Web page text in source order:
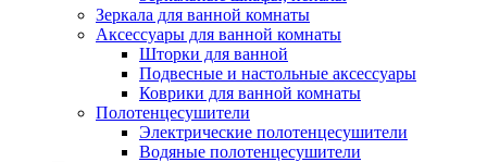
Зеркала для ванной комнаты
Аксессуары для ванной комнаты
Шторки для ванной
Подвесные и настольные аксессуары
Коврики для ванной комнаты
Полотенцесушители
Электрические полотенцесушители
Водяные полотенцесушители